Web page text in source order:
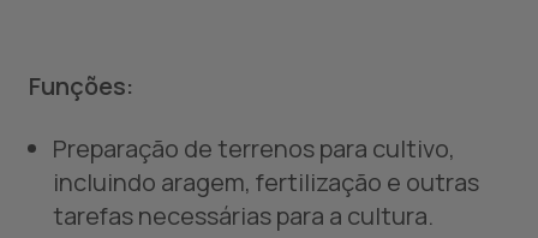
Funções:
Preparação de terrenos para cultivo,
incluindo aragem, fertilização e outras
tarefas necessárias para a cultura.